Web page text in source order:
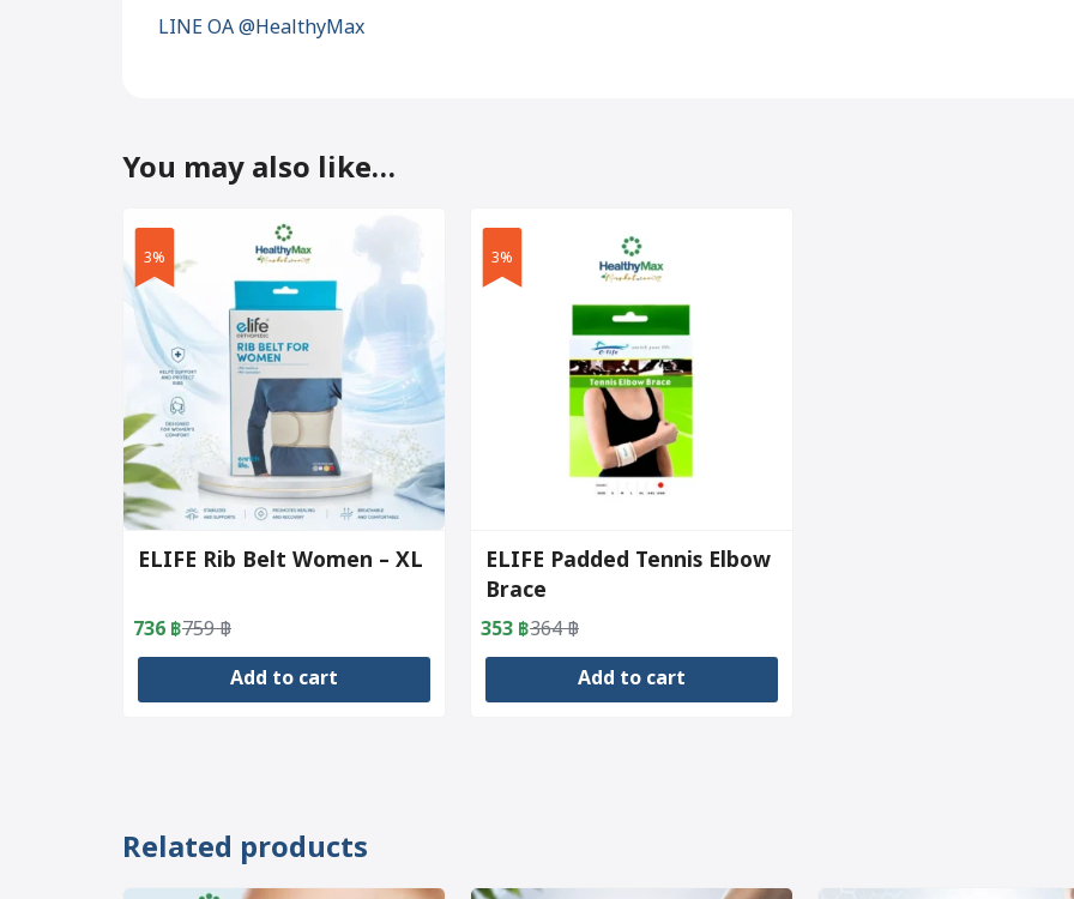
LINE OA @HealthyMax
You may also like…
3%
ELIFE Rib Belt Women – XL
759฿
Original
price
was:
736 ฿
Current
price
is:
Add to cart
3%
ELIFE Padded Tennis Elbow
Brace
364฿
Original
price
was:
353 ฿
Current
price
is:
Add to cart
Related products